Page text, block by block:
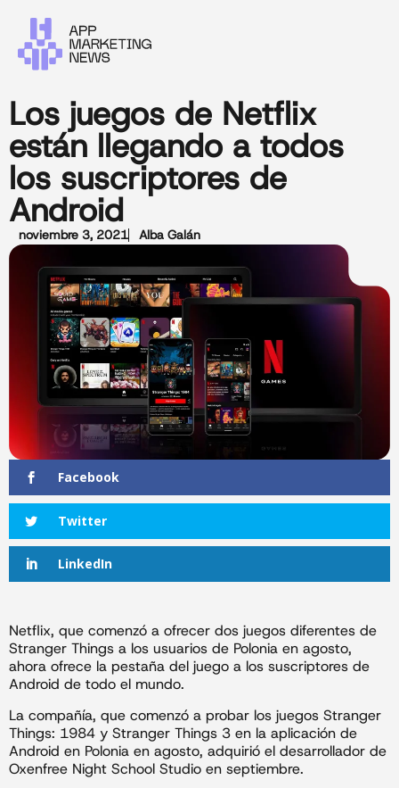
Los juegos de Netflix
están llegando a todos
los suscriptores de
Android
noviembre 3, 2021 Alba Galán
Facebook
Twitter
LinkedIn
Netflix, que comenzó a ofrecer dos juegos diferentes de
Stranger Things a los usuarios de Polonia en agosto,
ahora ofrece la pestaña del juego a los suscriptores de
Android de todo el mundo.
La compañía, que comenzó a probar los juegos Stranger
Things: 1984 y Stranger Things 3 en la aplicación de
Android en Polonia en agosto, adquirió el desarrollador de
Oxenfree Night School Studio en septiembre.